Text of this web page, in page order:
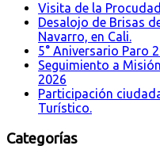
Visita de la
Desalojo de Brisas
Navarro, en Cali.
5° Aniversario Paro
Seguimiento a
2026
Participación
Turístico.
Categorías